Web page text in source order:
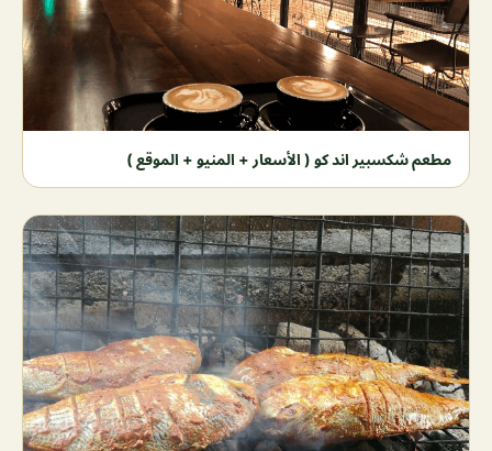
مطعم شكسبير اند كو ( الأسعار + المنيو + الموقع )